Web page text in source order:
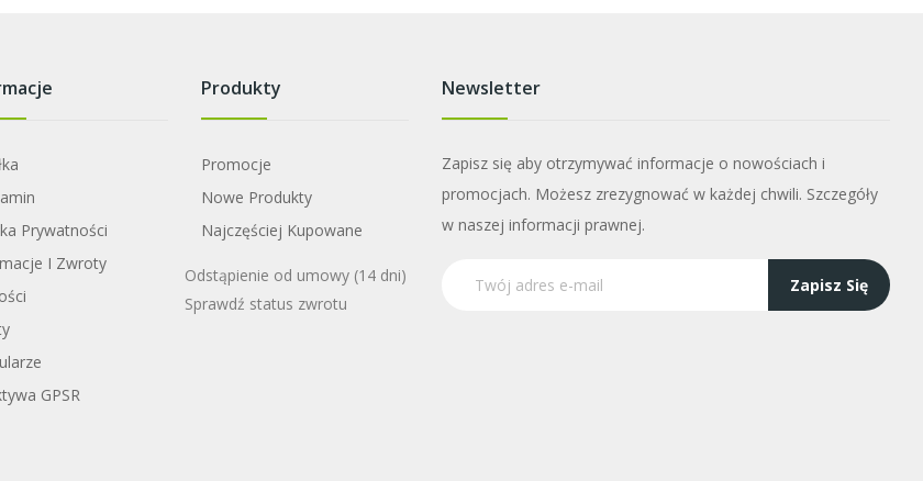
Prywatności
I Zwroty
GPSR
Produkty
Promocje
Nowe Produkty
Najczęściej Kupowane
Odstąpienie od umowy (14 dni)
Sprawdź status zwrotu
Newsletter
Zapisz się aby otrzymywać informacje o nowościach i
promocjach. Możesz zrezygnować w każdej chwili. Szczegóły
w naszej informacji prawnej.
Zapisz Się